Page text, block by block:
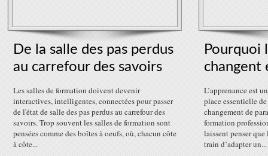
De la salle des pas perdus
au carrefour des savoirs
Les salles de formation doivent devenir
interactives, intelligentes, connectées pour passer
de l'état de salle des pas perdus au carrefour des
savoirs. Trop souvent les salles de formation sont
pensées comme des boîtes à oeufs, où, chacun côte
à côte...
Pourquoi
changent
L’apprenance est
place essentielle
changement de
formation
laissent penser
train d’adapter un...